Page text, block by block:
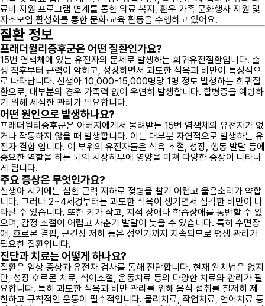
료비 지원 프로그램 연계를 통한 의료 복지, 환우 가족 문화행사 지원 및
자조모임 활성화를 통한 문화·교육 활동을 수행하고 있어요.
질환 정보
프래더윌리증후군은 어떤 질환인가요?
15번 염색체에 있는 유전자의 문제로 발생하는 희귀유전질환입니다. 출
생 직후부터 근력이 약하고, 성장하면서 과도한 식욕과 비만이 특징적으
로 나타납니다. 신생아 10,000-15,000명당 1명 정도 발생하는 희귀질
환으로, 대부분의 경우 가족력 없이 우연히 발생합니다. 합병증을 예방하
기 위해 세심한 관리가 필요합니다.
어떤 원인으로 발생하나요?
프래더윌리증후군은 아버지에게서 물려받는 15번 염색체의 유전자가 없
거나 작동하지 않을 때 발생합니다. 이는 대부분 자연적으로 발생하는 유
전자 결함 입니다. 이 부위의 유전자들은 식욕 조절, 성장, 행동 발달 등에
중요한 역할을 하는 뇌의 시상하부에 영양을 미쳐 다양한 증상이 나타나
게 됩니다.
주요 증상은 무엇인가요?
신생아 시기에는 심한 근력 저하로 젖병을 빨기 어렵고 울음소리가 약합
니다. 그러나 2~4세경부터는 과도한 식욕이 생기면서 심각한 비만이 나
타날 수 있습니다. 또한 키가 작고, 지적 장애나 학습장애를 동반할 수 있
으며, 감정 조절이 어렵고 사춘기 발달이 늦을 수 있습니다. 특히 수면장
애, 호르몬 결핍, 근긴장 저하 등은 성인기까지 지속되므로 평생 관리가
필요한 질환입니다.
진단과 치료는 어떻게 하나요?
질환은 임상 증상과 유전자 검사를 통해 진단합니다. 현재 완치법은 없지
만, 성장 호르몬 치료, 식이조절, 운동치료 등의 다양한 치료와 관리가 필
요합니다. 특히 과도한 식욕과 비만 관리를 위해 음식 섭취를 철저히 제
한하고 규칙적인 운동이 필수적입니다. 물리치료, 작업치료, 언어치료 등